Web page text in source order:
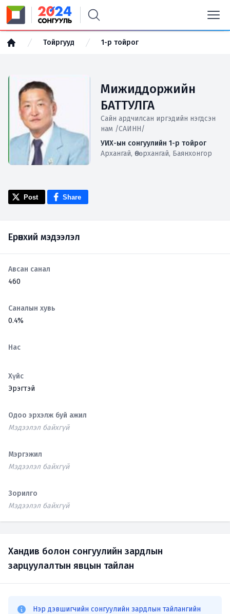
Тойргууд 1-р тойрог
Мижиддоржийн
БАТТУЛГА
Сайн ардчилсан иргэдийн нэгдсэн
нам /САИНН/
УИХ-ын сонгуулийн 1-р тойрог
Архангай, Өвөрхангай, Баянхонгор
Post Share
Ерөнхий мэдээлэл
Авсан санал
460
Саналын хувь
0.4%
Нас
Хүйс
Эрэгтэй
Одоо эрхэлж буй ажил
Мэдээлэл байхгүй
Мэргэжил
Мэдээлэл байхгүй
Зорилго
Мэдээлэл байхгүй
Хандив болон сонгуулийн зардлын
зарцуулалтын явцын тайлан
Нэр дэвшигчийн сонгуулийн зардлын тайлангийн